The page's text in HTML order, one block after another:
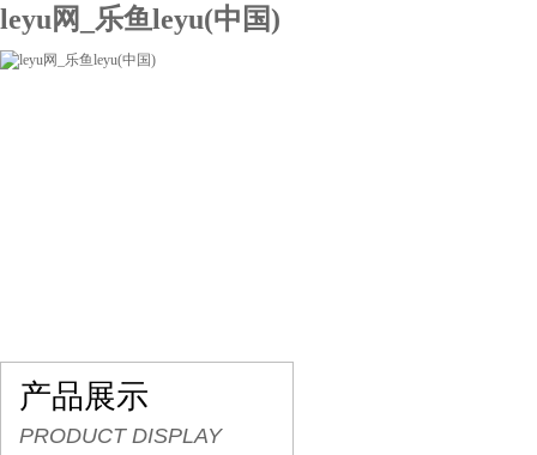
leyu网_乐鱼leyu(中国)
产品展示
PRODUCT DISPLAY